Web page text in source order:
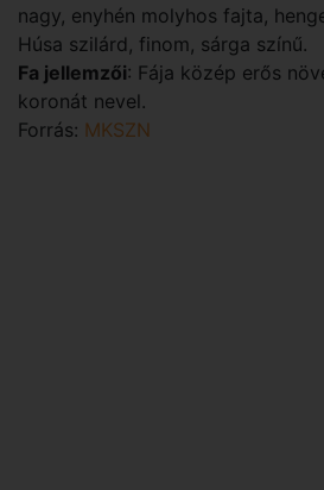
nagy, enyhén molyhos fajta,
Húsa szilárd, finom, sárga színű.
Fa jellemzői: Fája közép erős
koronát nevel.
Forrás: MKSZN